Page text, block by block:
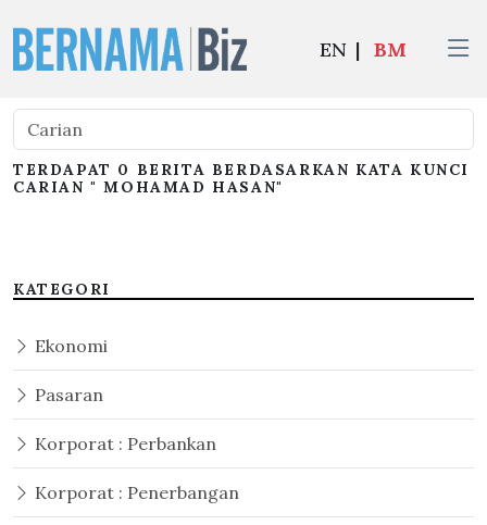
EN | BM
TERDAPAT 0 BERITA BERDASARKAN KATA KUNCI
CARIAN " MOHAMAD HASAN"
KATEGORI
Ekonomi
Pasaran
Korporat : Perbankan
Korporat : Penerbangan